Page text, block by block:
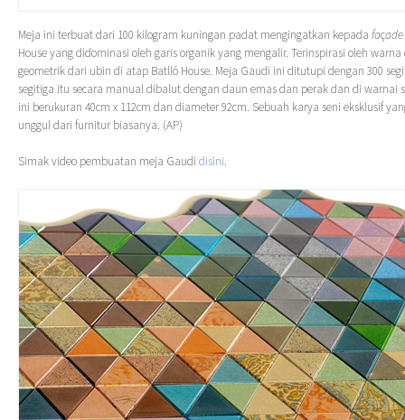
Meja ini terbuat dari 100 kilogram kuningan padat mengingatkan kepada façade
House yang didominasi oleh garis organik yang mengalir. Terinspirasi oleh
geometrik dari ubin di atap Batlló House. Meja Gaudi ini ditutupi dengan 300
segitiga itu secara manual dibalut dengan daun emas dan perak dan di warnai
ini berukuran 40cm x 112cm dan diameter 92cm. Sebuah karya seni eksklusif
unggul dari furnitur biasanya. (AP)
Simak video pembuatan meja Gaudi disini.